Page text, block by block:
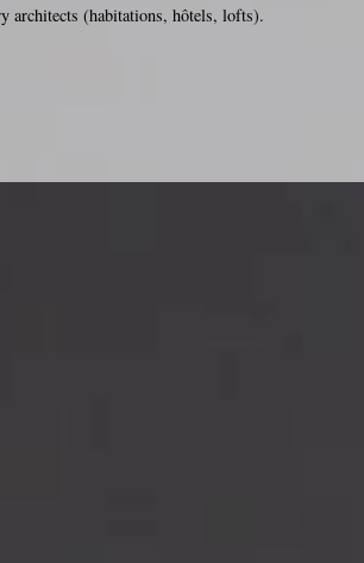
architects (habitations, hôtels, lofts).